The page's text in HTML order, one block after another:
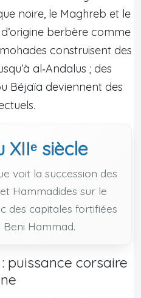
noire, le Maghreb et le
berbère comme
construisent des
al‑Andalus ; des
Béjaïa deviennent des
XIIᵉ siècle
voit la succession des
Hammadides sur le
des capitales fortifiées
Beni Hammad.
puissance corsaire